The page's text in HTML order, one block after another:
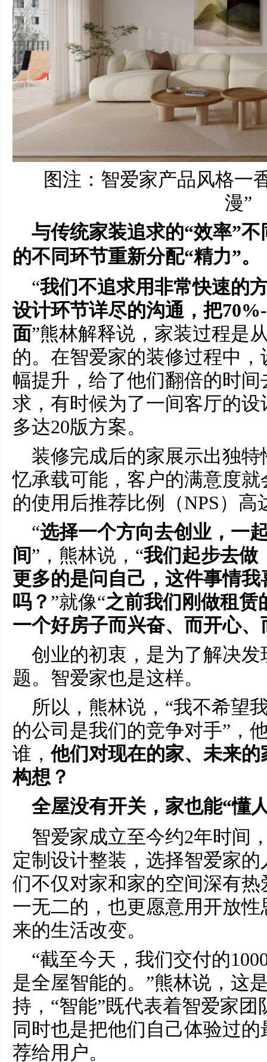
图注：智爱家产品风格一
漫”
与传统家装追求的“效率”
的不同环节重新分配“精力”。
“我们不追求用非常快速的
设计环节详尽的沟通，把
面”熊林解释说，家装过程是
的。在智爱家的装修过程中
幅提升，给了他们翻倍的时
求，有时候为了一间客厅的
多达20版方案。
装修完成后的家展示出独
忆承载可能，客户的满意度
的使用后推荐比例（NPS）高
“选择一个方向去创业，一
间”，熊林说，“我们起步去做
更多的是问自己，这件事情
吗？ ”就像“之前我们刚做租赁
一个好房子而兴奋、而开心、
创业的初衷，是为了解决
题。智爱家也是这样。
所以，熊林说，“我不希望
的公司是我们的竞争对手”，
谁，他们对现在的家、未来
构想？
全屋没有开关，家也能“懂
智爱家成立至今约2年时间
定制设计整装，选择智爱家
们不仅对家和家的空间深有
一无二的，也更愿意用开放
来的生活改变。
“截至今天，我们交付的
是全屋智能的。”熊林说，这
持，“智能”既代表着智爱家
同时也是把他们自己体验过
荐给用户。